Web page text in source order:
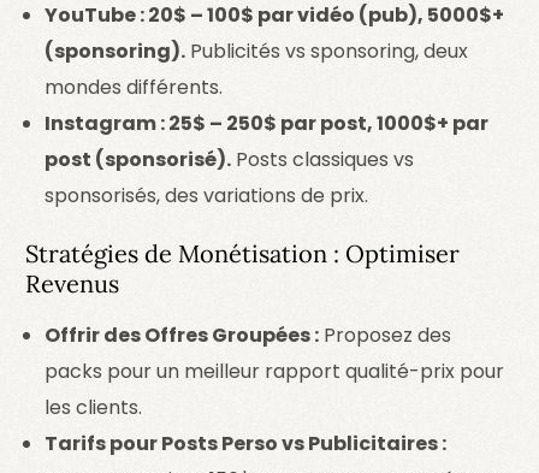
YouTube : 20$ – 100$ par vidéo (pub), 5000$+
(sponsoring). Publicités vs sponsoring, deux
mondes différents.
Instagram : 25$ – 250$ par post, 1000$+ par
post (sponsorisé). Posts classiques vs
sponsorisés, des variations de prix.
Stratégies de Monétisation : Optimiser
Revenus
Offrir des Offres Groupées : Proposez des
packs pour un meilleur rapport qualité-prix pour
les clients.
Tarifs pour Posts Perso vs Publicitaires :